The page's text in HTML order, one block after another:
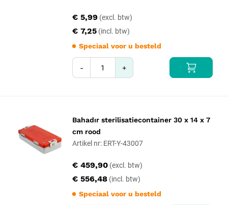
€ 7,25
€ 5,99
Speciaal voor u besteld
- +
Bahadır sterilisatiecontainer 30 x 14 x 7
cm rood
Artikel nr: ERT-Y-43007
€ 556,48
€ 459,90
Speciaal voor u besteld